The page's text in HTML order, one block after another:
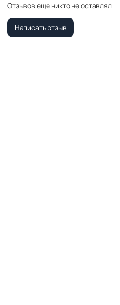
Старинных часов, ключей, монет
Используется как настенная или
подставки) 4. Преимущества: -
и прямоугольные форматы,
Отзывов еще никто не оставлял
Написать отзыв